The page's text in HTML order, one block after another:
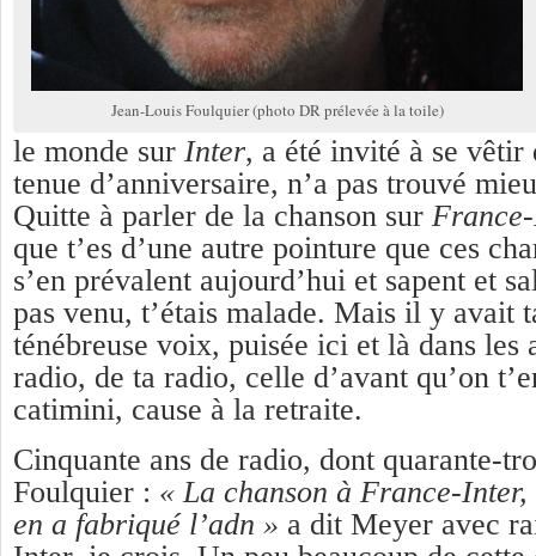
Jean-Louis Foulquier (photo DR prélevée à la toile)
le monde sur Inter, a été invité à se vêtir
tenue d’anniversaire, n’a pas trouvé
Quitte à parler de la chanson sur
que t’es d’une autre pointure que ces
s’en prévalent aujourd’hui et sapent et
pas venu, t’étais malade. Mais il y avait
ténébreuse voix, puisée ici et là dans les
radio, de ta radio, celle d’avant qu’on
catimini, cause à la retraite.
Cinquante ans de radio, dont quarante-
Foulquier : « La chanson à France-
en a fabriqué l’adn » a dit Meyer avec